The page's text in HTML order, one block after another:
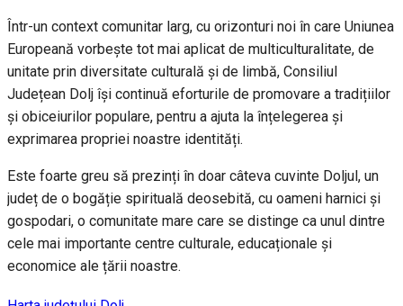
Într-un context comunitar larg, cu orizonturi noi în care Uniunea
Europeană vorbește tot mai aplicat de multiculturalitate, de
unitate prin diversitate culturală și de limbă, Consiliul
Județean Dolj își continuă eforturile de promovare a tradițiilor
și obiceiurilor populare, pentru a ajuta la înțelegerea și
exprimarea propriei noastre identități.
Este foarte greu să prezinți în doar câteva cuvinte Doljul, un
județ de o bogăție spirituală deosebită, cu oameni harnici și
gospodari, o comunitate mare care se distinge ca unul dintre
cele mai importante centre culturale, educaționale și
economice ale țării noastre.